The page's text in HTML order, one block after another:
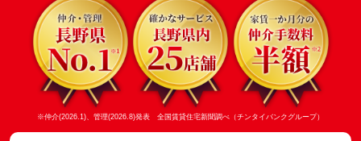
※仲介(2026.1)、管理(2026.8)発表 全国賃貸住宅新聞調べ（チンタイバンクグループ）